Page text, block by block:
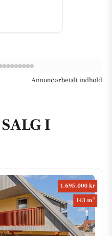
Annoncørbetalt indhold
I
1.695.000 kr
143 m2